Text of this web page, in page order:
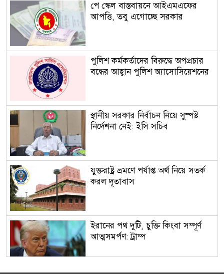
পে স্কেল বাস্তবায়নে আইএমএফের
আপত্তি, তবু এগোচ্ছে সরকার
পুলিশ কর্মকর্তাদের বিরুদ্ধে অপপ্রচার
বন্ধের আহ্বান পুলিশ অ্যাসোসিয়েশনের
স্থানীয় সরকার নির্বাচন নিয়ে সুস্পষ্ট
নির্দেশনা নেই: ইসি সচিব
যুক্তরাষ্ট্র ভ্রমণে পর্যাপ্ত অর্থ নিয়ে সতর্ক
করল দূতাবাস
ইরানের পথ দুটি, চুক্তি কিংবা সম্পূর্ণ
আত্মসমর্পণ: ট্রাম্প